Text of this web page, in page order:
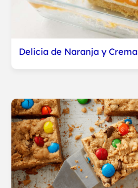
Delicia de Naranja y Crema